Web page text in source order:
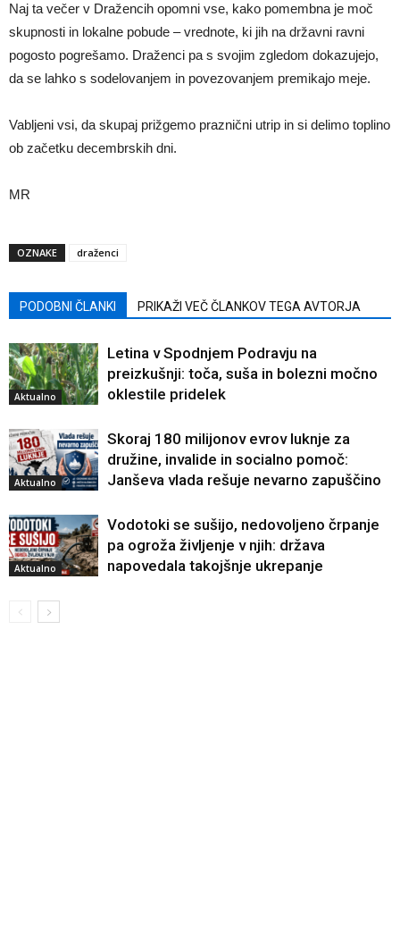
Naj ta večer v Dražencih opomni vse, kako pomembna je moč
skupnosti in lokalne pobude – vrednote, ki jih na državni ravni
pogosto pogrešamo. Draženci pa s svojim zgledom dokazujejo,
da se lahko s sodelovanjem in povezovanjem premikajo meje.
Vabljeni vsi, da skupaj prižgemo praznični utrip in si delimo toplino
ob začetku decembrskih dni.
MR
OZNAKE draženci
PODOBNI ČLANKI PRIKAŽI VEČ ČLANKOV TEGA AVTORJA
Aktualno
Letina v Spodnjem Podravju na
preizkušnji: toča, suša in bolezni močno
oklestile pridelek
Aktualno
Skoraj 180 milijonov evrov luknje za
družine, invalide in socialno pomoč:
Janševa vlada rešuje nevarno zapuščino
Aktualno
Vodotoki se sušijo, nedovoljeno črpanje
pa ogroža življenje v njih: država
napovedala takojšnje ukrepanje